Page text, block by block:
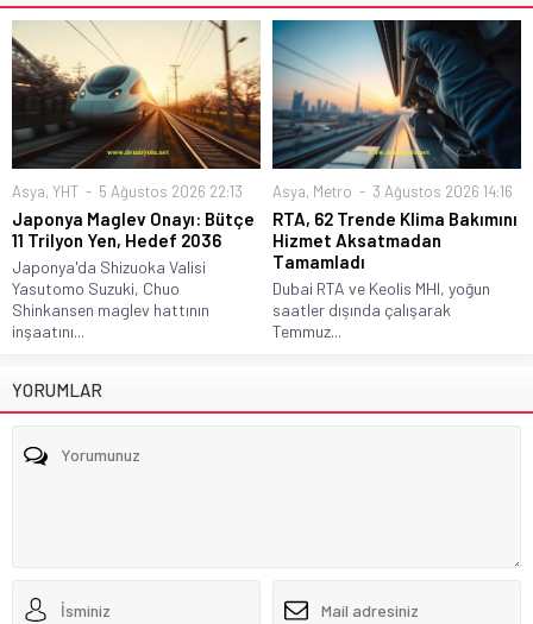
Asya, YHT 5 Ağustos 2026 22:13
Japonya Maglev Onayı: Bütçe
11 Trilyon Yen, Hedef 2036
Japonya'da Shizuoka Valisi
Yasutomo Suzuki, Chuo
Shinkansen maglev hattının
inşaatını...
Asya, Metro 3 Ağustos 2026 14:16
RTA, 62 Trende Klima Bakımını
Hizmet Aksatmadan
Tamamladı
Dubai RTA ve Keolis MHI, yoğun
saatler dışında çalışarak
Temmuz...
YORUMLAR